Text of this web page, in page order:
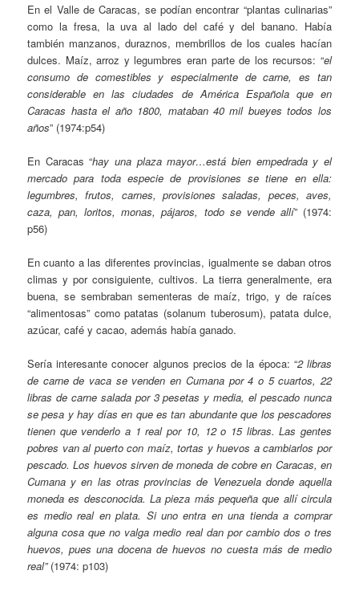
En el Valle de Caracas, se podían encontrar “plantas culinarias”
como la fresa, la uva al lado del café y del banano. Había
también manzanos, duraznos, membrillos de los cuales hacían
dulces. Maíz, arroz y legumbres eran parte de los recursos: “el
consumo de comestibles y especialmente de carne, es tan
considerable en las ciudades de América Española que en
Caracas hasta el año 1800, mataban 40 mil bueyes todos los
años” (1974:p54)
En Caracas “hay una plaza mayor…está bien empedrada y el
mercado para toda especie de provisiones se tiene en ella:
legumbres, frutos, carnes, provisiones saladas, peces, aves,
caza, pan, loritos, monas, pájaros, todo se vende allí” (1974:
p56)
En cuanto a las diferentes provincias, igualmente se daban otros
climas y por consiguiente, cultivos. La tierra generalmente, era
buena, se sembraban sementeras de maíz, trigo, y de raíces
“alimentosas” como patatas (solanum tuberosum), patata dulce,
azúcar, café y cacao, además había ganado.
Sería interesante conocer algunos precios de la época: “2 libras
de carne de vaca se venden en Cumana por 4 o 5 cuartos, 22
libras de carne salada por 3 pesetas y media, el pescado nunca
se pesa y hay días en que es tan abundante que los pescadores
tienen que venderlo a 1 real por 10, 12 o 15 libras. Las gentes
pobres van al puerto con maíz, tortas y huevos a cambiarlos por
pescado. Los huevos sirven de moneda de cobre en Caracas, en
Cumana y en las otras provincias de Venezuela donde aquella
moneda es desconocida. La pieza más pequeña que allí circula
es medio real en plata. Si uno entra en una tienda a comprar
alguna cosa que no valga medio real dan por cambio dos o tres
huevos, pues una docena de huevos no cuesta más de medio
real”(1974: p103)